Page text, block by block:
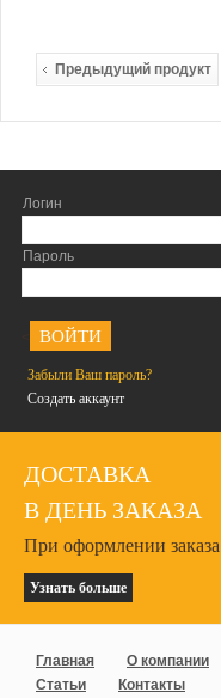
Логин
Пароль
Забыли Ваш пароль?
Создать аккаунт
ДОСТАВКА
В ДЕНЬ ЗАКАЗА
При оформлении
Узнать больше
Предыдущий продукт
Главная О компании
Статьи
Контакты